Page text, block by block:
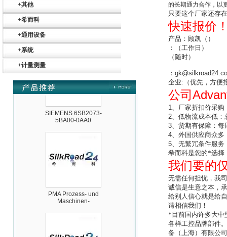
+其他
+希而科
+通用设备
+系统
+计量测量
SIEMENS 6SB2073-
Automation GmbH
的长期通力合作，以
只要这个厂家还存
快速报价
产品：顾凯（）
：
（工作日）
（随时）
：
企业: （优先，方便
公司
1、厂家折扣价采
2、低物流成本低
3、货期有保障：
4、外国供应商众
5、无繁冗条件服
希而科是您的*选择
我们要的
无需任何担忧，我
诚信是生意之本，
给别人信心就是给
请相信我们！
*目前国内许多大中
各样工控品牌部件
备（上海）有限公